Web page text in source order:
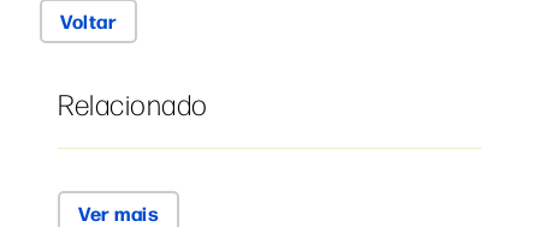
Voltar
Relacionado
Ver mais